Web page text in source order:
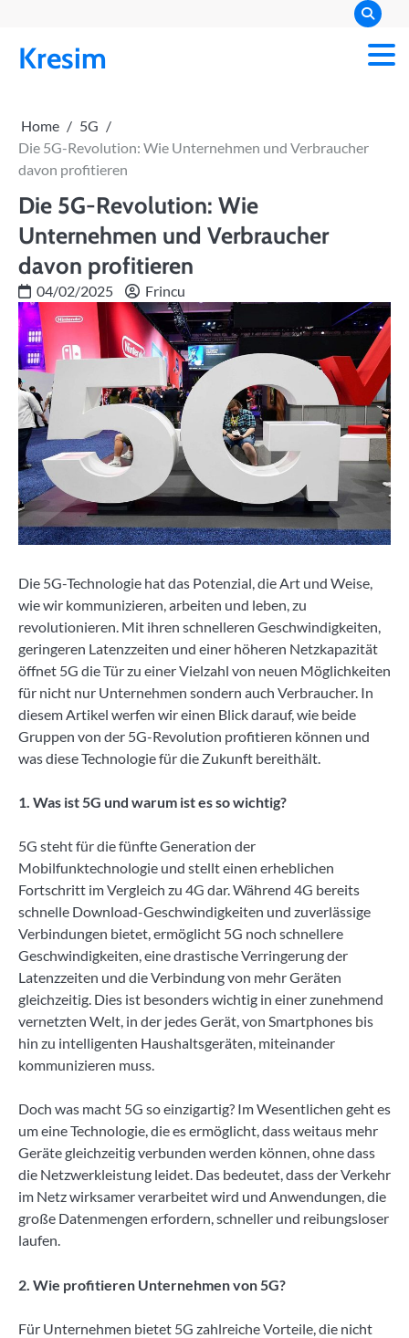
content
Kresim
Home
5G
Die 5G-Revolution: Wie Unternehmen und Verbraucher
davon profitieren
Die 5G-Revolution: Wie
Unternehmen und Verbraucher
davon profitieren
04/02/2025 Frincu
Die 5G-Technologie hat das Potenzial, die Art und Weise,
wie wir kommunizieren, arbeiten und leben, zu
revolutionieren. Mit ihren schnelleren Geschwindigkeiten,
geringeren Latenzzeiten und einer höheren Netzkapazität
öffnet 5G die Tür zu einer Vielzahl von neuen Möglichkeiten
für nicht nur Unternehmen sondern auch Verbraucher. In
diesem Artikel werfen wir einen Blick darauf, wie beide
Gruppen von der 5G-Revolution profitieren können und
was diese Technologie für die Zukunft bereithält.
1. Was ist 5G und warum ist es so wichtig?
5G steht für die fünfte Generation der
Mobilfunktechnologie und stellt einen erheblichen
Fortschritt im Vergleich zu 4G dar. Während 4G bereits
schnelle Download-Geschwindigkeiten und zuverlässige
Verbindungen bietet, ermöglicht 5G noch schnellere
Geschwindigkeiten, eine drastische Verringerung der
Latenzzeiten und die Verbindung von mehr Geräten
gleichzeitig. Dies ist besonders wichtig in einer zunehmend
vernetzten Welt, in der jedes Gerät, von Smartphones bis
hin zu intelligenten Haushaltsgeräten, miteinander
kommunizieren muss.
Doch was macht 5G so einzigartig? Im Wesentlichen geht es
um eine Technologie, die es ermöglicht, dass weitaus mehr
Geräte gleichzeitig verbunden werden können, ohne dass
die Netzwerkleistung leidet. Das bedeutet, dass der Verkehr
im Netz wirksamer verarbeitet wird und Anwendungen, die
große Datenmengen erfordern, schneller und reibungsloser
laufen.
2. Wie profitieren Unternehmen von 5G?
Für Unternehmen bietet 5G zahlreiche Vorteile, die nicht